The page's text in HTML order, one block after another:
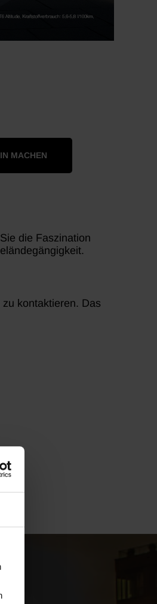
MACHEN
die Faszination
kontaktieren. Das